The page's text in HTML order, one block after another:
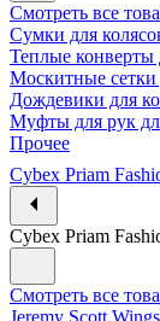
Смотреть все
Сумки для
Теплые конверты
Москитные сетки
Дождевики для
Муфты для рук
Прочее
Cybex Priam
Cybex Priam
Смотреть все
Jeremy Scott Wings